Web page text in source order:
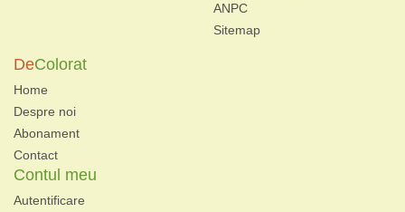
ANPC
Sitemap
DeColorat
Home
Despre noi
Abonament
Contact
Contul meu
Autentificare